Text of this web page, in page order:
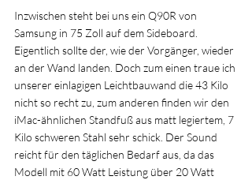
Inzwischen steht bei uns ein Q90R von
Samsung in 75 Zoll auf dem Sideboard.
Eigentlich sollte der, wie der Vorgänger, wieder
an der Wand landen. Doch zum einen traue ich
unserer einlagigen Leichtbauwand die 43 Kilo
nicht so recht zu, zum anderen finden wir den
iMac-ähnlichen Standfuß aus matt legiertem, 7
Kilo schweren Stahl sehr schick. Der Sound
reicht für den täglichen Bedarf aus, da das
Modell mit 60 Watt Leistung über 20 Watt